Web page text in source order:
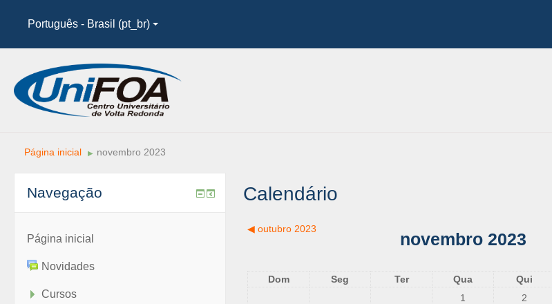
Português - Brasil (pt_br)
Página inicial ▶︎ novembro 2023
Calendário
◀︎ outubro 2023
novembro 2023
Dom Seg Ter Qua Qui
1
2
Navegação
Página inicial
Novidades
Cursos